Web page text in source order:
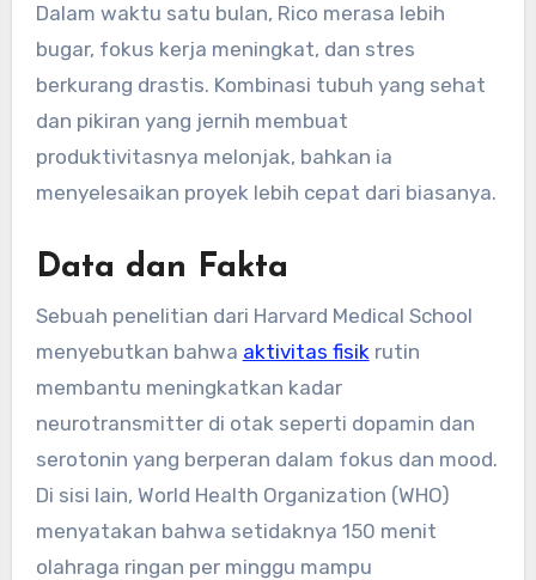
Dalam waktu satu bulan, Rico merasa lebih
bugar, fokus kerja meningkat, dan stres
berkurang drastis. Kombinasi tubuh yang sehat
dan pikiran yang jernih membuat
produktivitasnya melonjak, bahkan ia
menyelesaikan proyek lebih cepat dari biasanya.
Data dan Fakta
Sebuah penelitian dari Harvard Medical School
menyebutkan bahwa aktivitas fisik rutin
membantu meningkatkan kadar
neurotransmitter di otak seperti dopamin dan
serotonin yang berperan dalam fokus dan mood.
Di sisi lain, World Health Organization (WHO)
menyatakan bahwa setidaknya 150 menit
olahraga ringan per minggu mampu